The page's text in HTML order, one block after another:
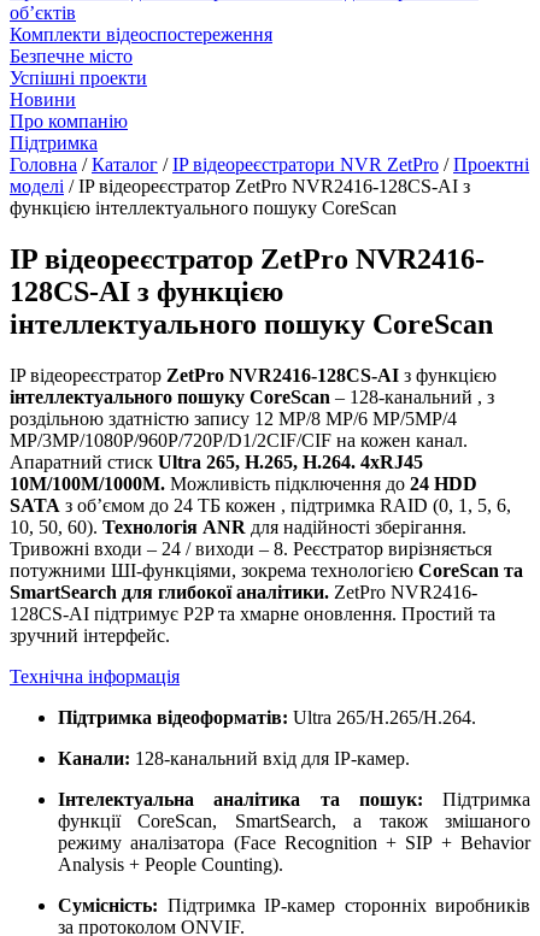
об’єктів
Комплекти відеоспостереження
Безпечне місто
Успішні проекти
Новини
Про компанію
Підтримка
Головна / Каталог / IP відеореєстратори NVR ZetPro / Проектні
моделі / IP відеореєстратор ZetPro NVR2416-128СS-AI з
функцією інтеллектуального пошуку CoreScan
IP відеореєстратор ZetPro NVR2416-
128СS-AI з функцією
інтеллектуального пошуку CoreScan
IP відеореєстратор ZetPro NVR2416-128СS-AI з функцією
інтеллектуального пошуку CoreScan – 128-канальний , з
роздільною здатністю запису 12 MP/8 MP/6 MP/5MP/4
MP/3MP/1080P/960P/720P/D1/2CIF/CIF на кожен канал.
Апаратний стиск Ultra 265, H.265, H.264. 4хRJ45
10M/100M/1000M. Можливість підключення до 24 HDD
SATA з об’ємом до 24 ТБ кожен , підтримка RAID (0, 1, 5, 6,
10, 50, 60). Технологія ANR для надійності зберігання.
Тривожні входи – 24 / виходи – 8. Реєстратор вирізняється
потужними ШІ-функціями, зокрема технологією CoreScan та
SmartSearch для глибокої аналітики. ZetPro NVR2416-
128СS-AI підтримує P2P та хмарне оновлення. Простий та
зручний інтерфейс.
Технічна інформація
Підтримка відеоформатів: Ultra 265/H.265/H.264.
Канали: 128-канальний вхід для IP-камер.
Інтелектуальна аналітика та пошук: Підтримка
функції CoreScan, SmartSearch, а також змішаного
режиму аналізатора (Face Recognition + SIP + Behavior
Analysis + People Counting).
Сумісність: Підтримка IP-камер сторонніх виробників
за протоколом ONVIF.